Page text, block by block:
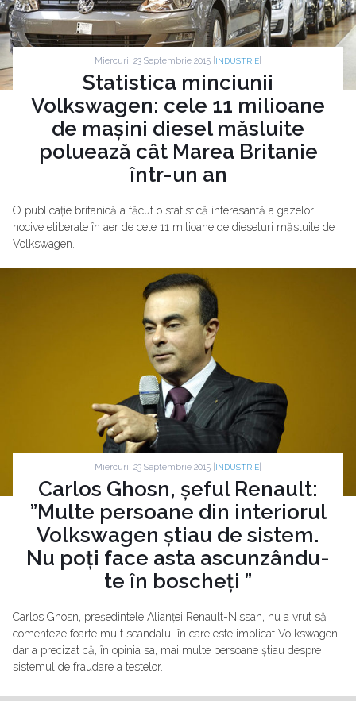
Miercuri, 23 Septembrie 2015 | INDUSTRIE
Statistica minciunii
Volkswagen: cele 11 milioane
de mașini diesel măsluite
poluează cât Marea Britanie
într-un an
O publicație britanică a făcut o statistică interesantă a gazelor
nocive eliberate în aer de cele 11 milioane de dieseluri măsluite de
Volkswagen.
Miercuri, 23 Septembrie 2015 | INDUSTRIE
Carlos Ghosn, șeful Renault:
”Multe persoane din interiorul
Volkswagen știau de sistem.
Nu poți face asta ascunzându-
te în boscheți ”
Carlos Ghosn, președintele Alianței Renault-Nissan, nu a vrut să
comenteze foarte mult scandalul în care este implicat Volkswagen,
dar a precizat că, în opinia sa, mai multe persoane știau despre
sistemul de fraudare a testelor.